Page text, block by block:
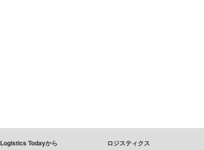
Logistics Todayから ロジスティクス